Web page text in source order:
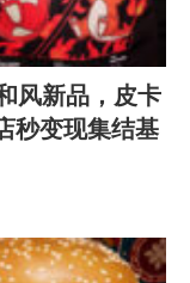
风新品，皮卡
秒变现集结基